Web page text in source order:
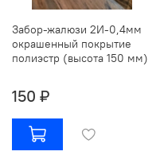
Забор-жалюзи 2И-0,4мм
окрашенный покрытие
полиэстр (высота 150 мм)
150 ₽